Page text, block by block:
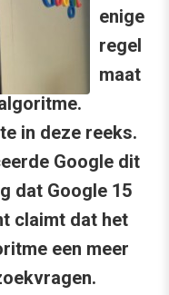
enige
regel
maat
in deze reeks.
Google dit
dat Google 15
claimt dat het
een meer